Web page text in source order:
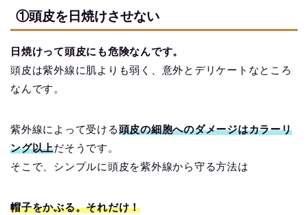
①頭皮を日焼けさせない
日焼けって頭皮にも危険なんです。
頭皮は紫外線に肌よりも弱く、意外とデリケートなところ
なんです。
紫外線によって受ける頭皮の細胞へのダメージはカラーリ
ング以上だそうです。
そこで、シンプルに頭皮を紫外線から守る方法は
帽子をかぶる。それだけ！